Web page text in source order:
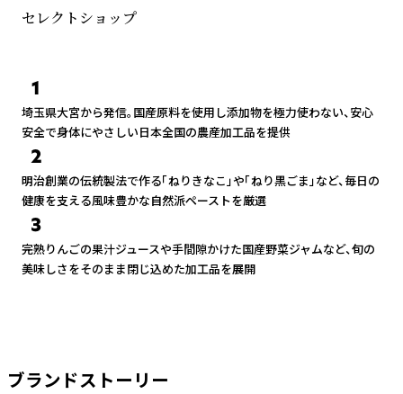
セレクトショップ
1
埼玉県大宮から発信。国産原料を使用し添加物を極力使わない、安心
安全で身体にやさしい日本全国の農産加工品を提供
2
明治創業の伝統製法で作る「ねりきなこ」や「ねり黒ごま」など、毎日の
健康を支える風味豊かな自然派ペーストを厳選
3
完熟りんごの果汁ジュースや手間隙かけた国産野菜ジャムなど、旬の
美味しさをそのまま閉じ込めた加工品を展開
ブランドストーリー